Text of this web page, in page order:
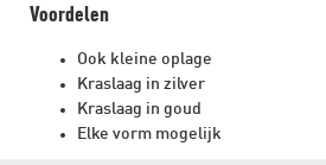
Voordelen
Ook kleine oplage
Kraslaag in zilver
Kraslaag in goud
Elke vorm mogelijk